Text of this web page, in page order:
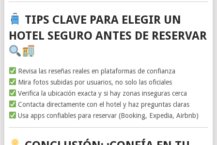
TIPS CLAVE PARA ELEGIR UN
HOTEL SEGURO ANTES DE RESERVAR
Revisa las reseñas reales en plataformas de confianza
Mira fotos subidas por usuarios, no solo las oficiales
Verifica la ubicación exacta y si hay zonas inseguras cerca
Contacta directamente con el hotel y haz preguntas claras
Usa apps confiables para reservar (Booking, Expedia, Airbnb)